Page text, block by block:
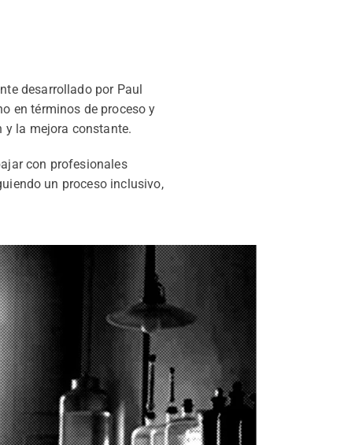
desarrollado por Paul
en términos de proceso y
y la mejora constante.
con profesionales
un proceso inclusivo,